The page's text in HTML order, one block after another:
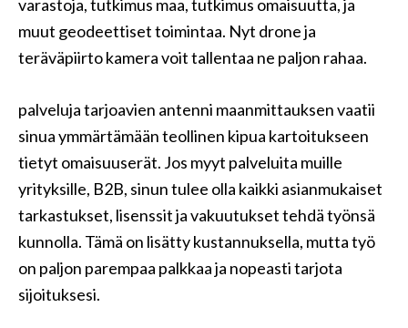
varastoja, tutkimus maa, tutkimus omaisuutta, ja
muut geodeettiset toimintaa. Nyt drone ja
teräväpiirto kamera voit tallentaa ne paljon rahaa.
palveluja tarjoavien antenni maanmittauksen vaatii
sinua ymmärtämään teollinen kipua kartoitukseen
tietyt omaisuuserät. Jos myyt palveluita muille
yrityksille, B2B, sinun tulee olla kaikki asianmukaiset
tarkastukset, lisenssit ja vakuutukset tehdä työnsä
kunnolla. Tämä on lisätty kustannuksella, mutta työ
on paljon parempaa palkkaa ja nopeasti tarjota
sijoituksesi.